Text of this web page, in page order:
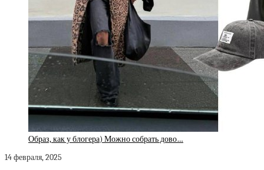
Образ, как у блогера) Можно собрать дово…
14 февраля, 2025